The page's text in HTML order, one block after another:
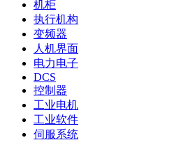
机柜
执行机构
变频器
人机界面
电力电子
DCS
控制器
工业电机
工业软件
伺服系统